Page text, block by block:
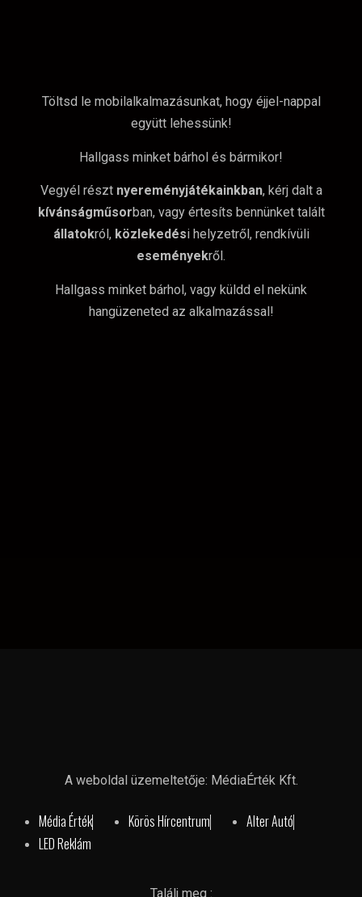
Töltsd le mobilalkalmazásunkat, hogy éjjel-nappal
együtt lehessünk!
Hallgass minket bárhol és bármikor!
Vegyél részt nyereményjátékainkban, kérj dalt a
kívánságműsorban, vagy értesíts bennünket talált
állatokról, közlekedési helyzetről, rendkívüli
eseményekről.
Hallgass minket bárhol, vagy küldd el nekünk
hangüzeneted az alkalmazással!
A weboldal üzemeltetője: MédiaÉrték Kft.
Média Érték Körös Hírcentrum
Alter Autó
LED Reklám
Találj meg :